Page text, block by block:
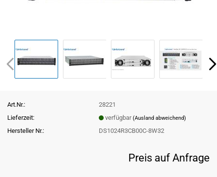
Art.Nr.:
28221
Lieferzeit:
verfügbar(Ausland abweichend)
Hersteller Nr.: DS1024R3CB00C-8W32
Preis auf Anfrage